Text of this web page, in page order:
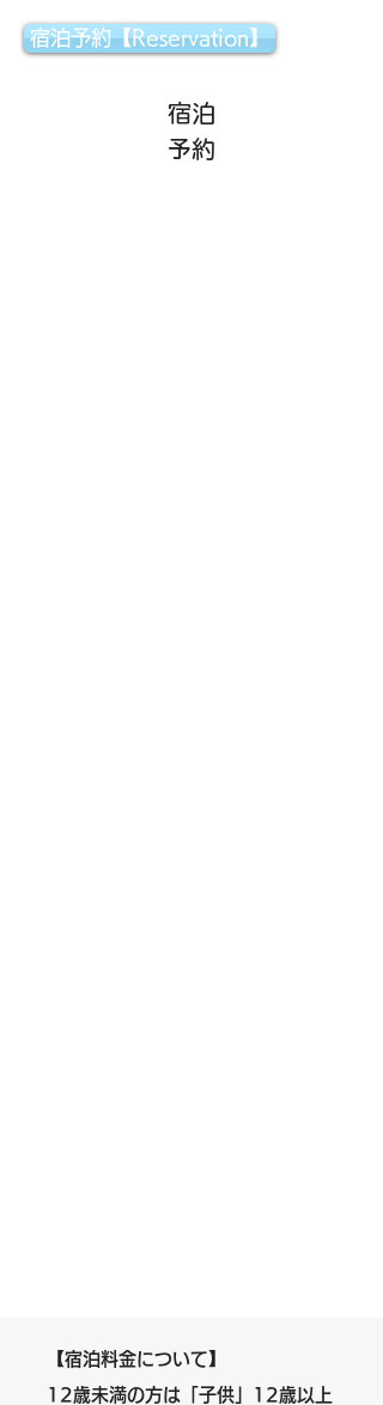
宿泊予約【Reservation】
宿泊
予約
【宿泊料金について】
12歳未満の方は「子供」12歳以上